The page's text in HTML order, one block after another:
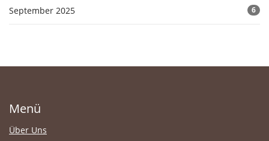
September 2025 6
Menü
Über Uns